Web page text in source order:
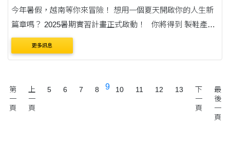
今年暑假，越南等你來冒險！ 想用一個夏天開啟你的人生新
篇章嗎？ 2025暑期實習計畫正式啟動！ 你將得到 製鞋產業
更多訊息
第
一
頁
上
一
頁
5 6 7 8 9 10 11 12 13
下
一
頁
最
後
一
頁